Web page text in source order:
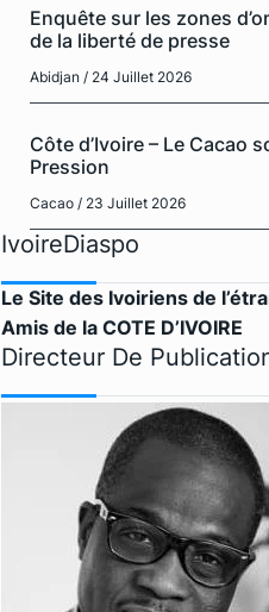
Enquête sur les zones
de la liberté de presse
Abidjan / 24 Juillet 2026
Côte d’Ivoire – Le Cacao
Pression
Cacao / 23 Juillet 2026
IvoireDiaspo
Le Site des Ivoiriens de
Amis de la COTE D’IVOIRE
Directeur De